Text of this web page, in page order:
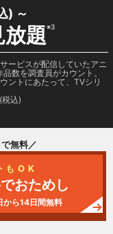
) ～
放題※3
ービスが配信していたアニ
数を調査員がカウント。
ントにあたって、TVシリ
込)
で無料／
もOK
おためし
から14日間無料